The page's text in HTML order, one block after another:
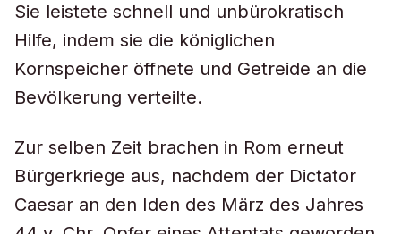
Sie leistete schnell und unbürokratisch
Hilfe, indem sie die königlichen
Kornspeicher öffnete und Getreide an die
Bevölkerung verteilte.
Zur selben Zeit brachen in Rom erneut
Bürgerkriege aus, nachdem der Dictator
Caesar an den Iden des März des Jahres